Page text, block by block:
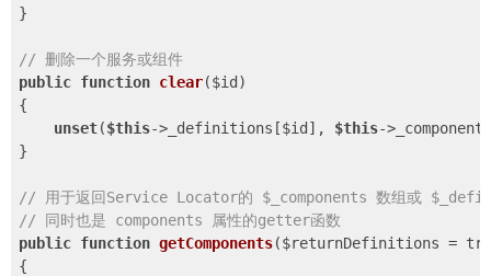
}
// 删除一个服务或组件
public function clear($id)
{
unset($this->_definitions[$id], $this-
}
// 用于返回Service Locator的 $_components 数组或
// 同时也是 components 属性的getter函数
public function getComponents($returnDefinitions =
{